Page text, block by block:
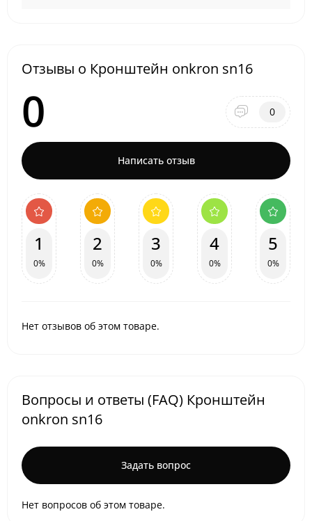
Отзывы о Кронштейн onkron sn16
0 0
Написать отзыв
1
0%
2
0%
3
0%
4
0%
5
0%
Нет отзывов об этом товаре.
Вопросы и ответы (FAQ) Кронштейн
onkron sn16
Задать вопрос
Нет вопросов об этом товаре.